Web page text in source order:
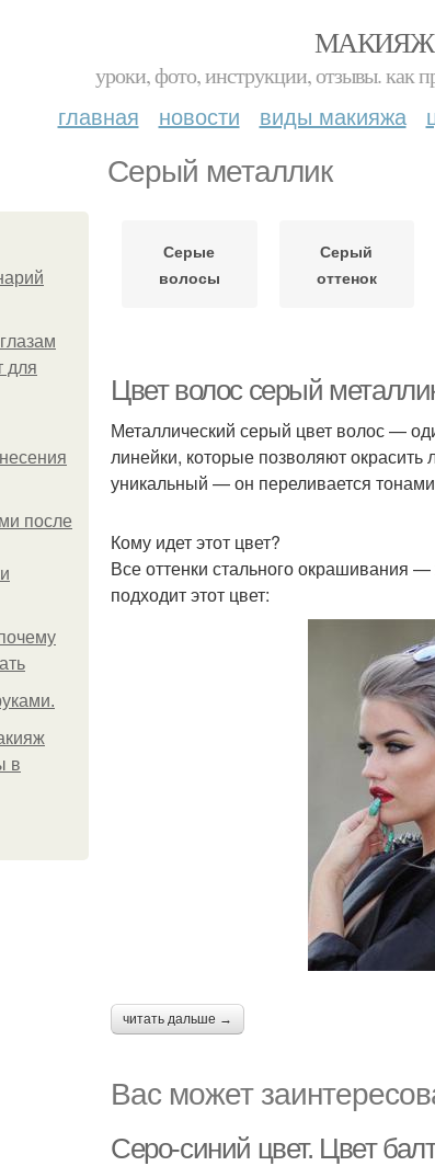
МАКИЯЖ
уроки, фото, инструкции, отзывы. как
главная новости виды макияжа
Серый металлик
для
после
в
Серые
волосы
Серый
оттенок
Цвет волос серый
Металлический серый цвет волос —
линейки, которые позволяют
уникальный — он переливается
Кому идет этот цвет?
Все оттенки стального окрашивания
подходит этот цвет:
читать дальше →
Вас может
Серо-синий цвет. Цвет